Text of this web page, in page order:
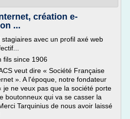
création e-
...
avec un profil axé web
fils since 1906
veut dire « Société Française
». A l'époque, notre fondateur
je ne veux pas que la société porte
boutonneux qui va se casser la
Tarquinius de nous avoir laissé